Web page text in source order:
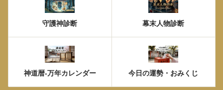
守護神診断 幕末人物診断
神道暦-万年カレンダー 今日の運勢・おみくじ